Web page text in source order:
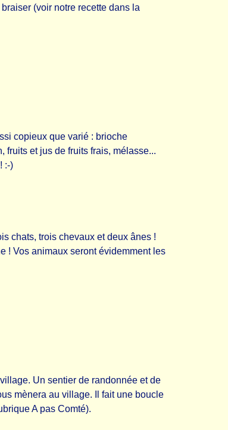
(voir notre recette dans la
copieux que varié : brioche
fruits et jus de fruits frais, mélasse...
:-)
chats, trois chevaux et deux ânes !
! Vos animaux seront évidemment les
Un sentier de randonnée et de
mènera au village. Il fait une boucle
A pas Comté).